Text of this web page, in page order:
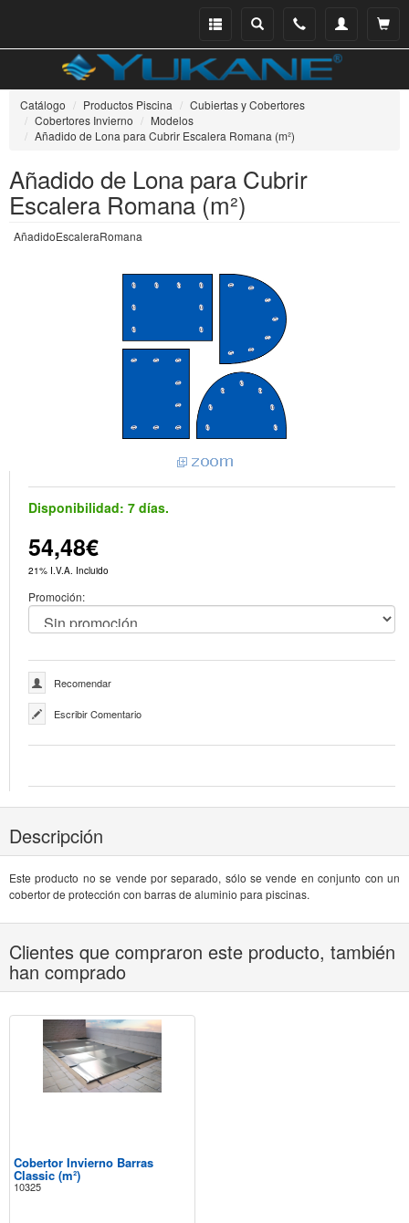
Ver
Mi
Teléfono
Buscar
Menu
Catálogo Productos Piscina
Cubiertas y Cobertores
Cobertores Invierno
Modelos
Añadido de Lona para Cubrir Escalera Romana (m²)
Añadido de Lona para Cubrir
Escalera Romana (m²)
AñadidoEscaleraRomana
Disponibilidad: 7 días.
54,48€
21% I.V.A. Incluido
Promoción:
Recomendar
Escribir Comentario
Descripción
Este producto no se vende por separado, sólo se vende en conjunto con un
cobertor de protección con barras de aluminio para piscinas.
Clientes que compraron este producto, también
han comprado
Cobertor Invierno Barras
Classic (m²)
10325